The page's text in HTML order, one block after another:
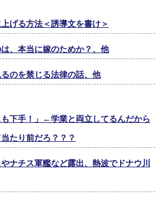
げる方法＜誘導文を書け＞
、本当に嫁のためか？、他
のを禁じる法律の話、他
下手！」←学業と両立してるんだから
たり前だろ？？？
ナチス軍艦など露出、熱波でドナウ川